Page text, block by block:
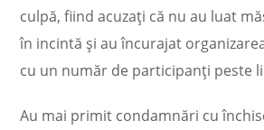
culpă, fiind acuzaţi că nu au luat
în incintă şi au încurajat
cu un număr de participanţi peste
Au mai primit condamnări cu